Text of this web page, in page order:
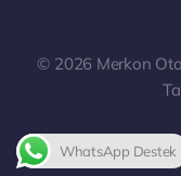
© 2026 Merkon
WhatsApp Destek